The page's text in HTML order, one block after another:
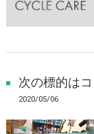
次の標的はコ
2020/05/06